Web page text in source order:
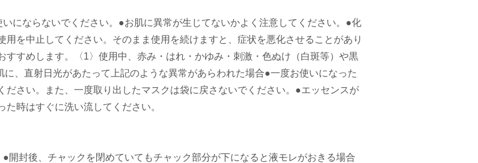
にならないでください。●お肌に異常が生じてないかよく注意してください。●化
を中止してください。そのまま使用を続けますと、症状を悪化させることがあり
すすめします。〈1〉使用中、赤み・はれ・かゆみ・刺激・色ぬけ（白斑等）や黒
、直射日光があたって上記のような異常があらわれた場合●一度お使いになった
ださい。また、一度取り出したマスクは袋に戻さないでください。●エッセンスが
時はすぐに洗い流してください。
開封後、チャックを閉めていてもチャック部分が下になると液モレがおきる場合